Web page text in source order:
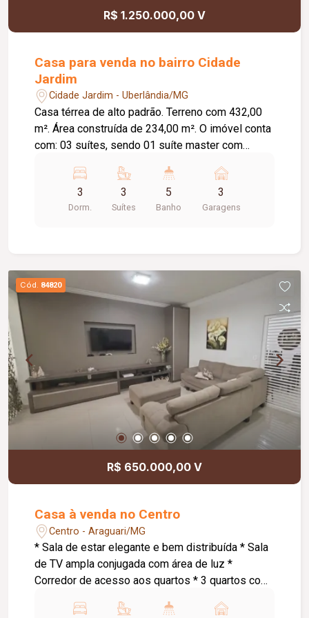
R$ 1.250.000,00 V
Casa para venda no bairro Cidade
Jardim
Cidade Jardim - Uberlândia/MG
Casa térrea de alto padrão. Terreno com 432,00
m². Área construída de 234,00 m². O imóvel conta
com: 03 suítes, sendo 01 suíte master com
inverno; Cozinha ampla e funcional; Área gourmet
com banheiro de apoio e depósito; Piscina
aquecida; Academia privativa; Lavanderia
Carregador para veículo elétrico; Portões
eletrônicos; Sistema de alarme com câmeras de
monitoramento; Cerca concertina; Acabamentos
atualizados; Ambientes amplos, modernos e bem
de venda: R$ 1.250.000,00.
3
Dorm.
3
Suítes
5
Banho
3
Garagens
Cód. 84820
R$ 650.000,00 V
Casa à venda no Centro
Centro - Araguari/MG
* Sala de estar elegante e bem distribuída * Sala
de TV ampla conjugada com área de luz *
Corredor de acesso aos quartos * 3 quartos com
planejados e banheira de hidromassagem * 1